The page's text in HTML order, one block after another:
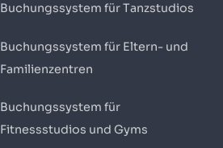
Buchungssystem für Tanzstudios
Buchungssystem für Eltern- und
Familienzentren
Buchungssystem für
Fitnessstudios und Gyms